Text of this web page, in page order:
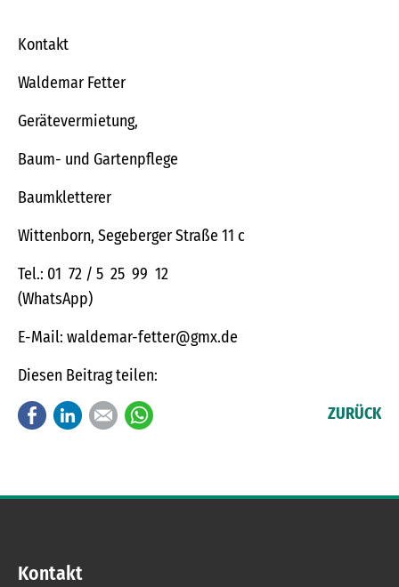
Kontakt
Waldemar Fetter
Gerätevermietung,
Baum- und Gartenpflege
Baumkletterer
Wittenborn, Segeberger Straße 11 c
Tel.: 01 72 / 5 25 99 12
(WhatsApp)
E-Mail: waldemar-fetter@gmx.de
Diesen Beitrag teilen:
FacebookLinkedInE-mail ZURÜCK
Kontakt